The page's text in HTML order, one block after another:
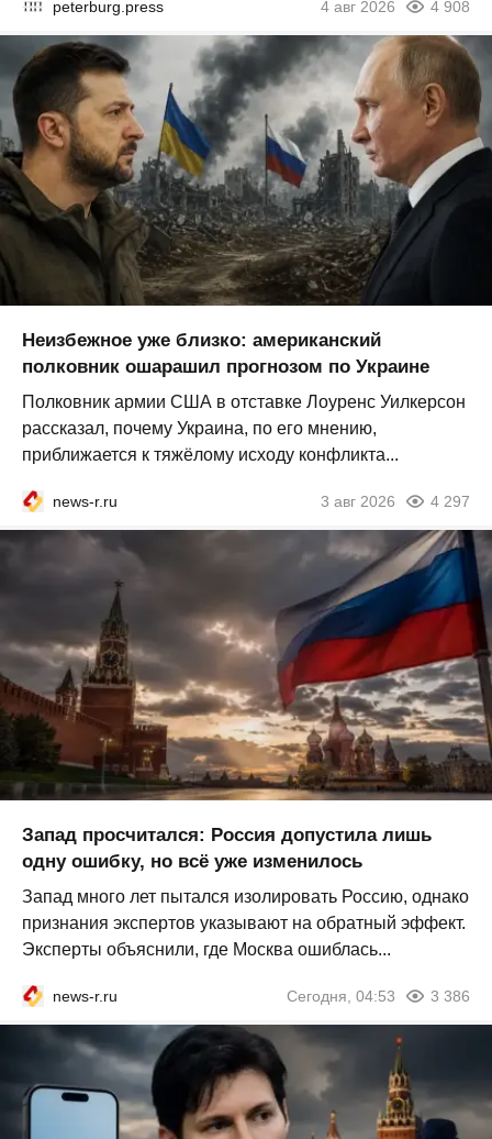
peterburg.press 4 авг 2026 4 908
Неизбежное уже близко: американский
полковник ошарашил прогнозом по Украине
Полковник армии США в отставке Лоуренс Уилкерсон
рассказал, почему Украина, по его мнению,
приближается к тяжёлому исходу конфликта...
news-r.ru 3 авг 2026 4 297
Запад просчитался: Россия допустила лишь
одну ошибку, но всё уже изменилось
Запад много лет пытался изолировать Россию, однако
признания экспертов указывают на обратный эффект.
Эксперты объяснили, где Москва ошиблась...
news-r.ru Сегодня, 04:53 3 386